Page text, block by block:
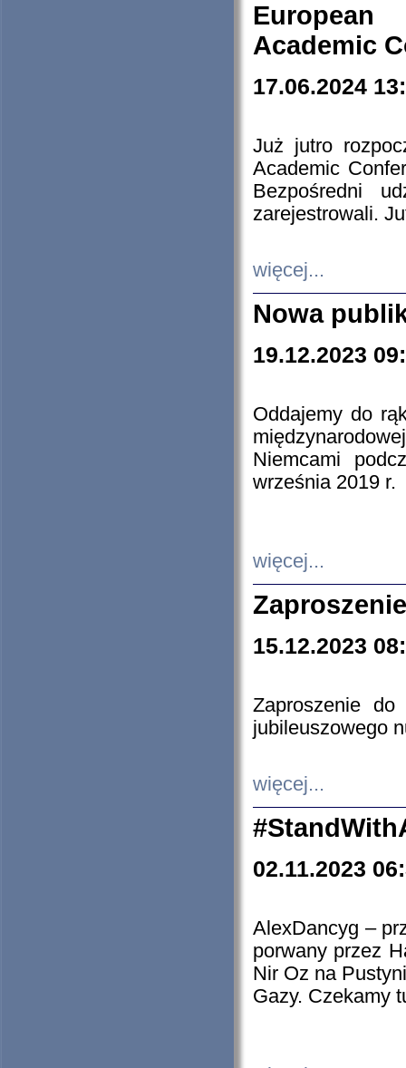
European
Academic
17.06.2024
Już jutro
Academic
Bezpośredni
zarejestrowali.
więcej...
Nowa
19.12.2023
Oddajemy do
Niemcami
września 2019 r.
więcej...
15.12.2023
Zaproszenie do
jubileuszowego
więcej...
02.11.2023
AlexDancyg –
porwany przez
Nir Oz na
Gazy. Czekamy